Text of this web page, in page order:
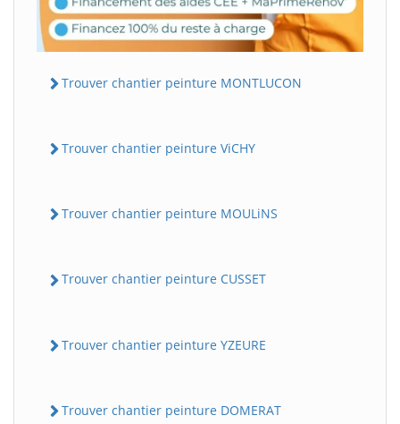
Trouver chantier peinture MONTLUCON
Trouver chantier peinture ViCHY
Trouver chantier peinture MOULiNS
Trouver chantier peinture CUSSET
Trouver chantier peinture YZEURE
Trouver chantier peinture DOMERAT